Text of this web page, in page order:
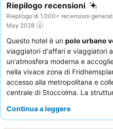
Riepilogo recensioni
Riepilogo di 1.000+ recensioni
May 2026
Questo hotel è un polo urbano
viaggiatori d'affari e viaggiatori
un'atmosfera moderna e
nella vivace zona di
accesso alla metropolitana e
centrale di Stoccolma. La
ideali sia per soggiorni
Continua a leggere